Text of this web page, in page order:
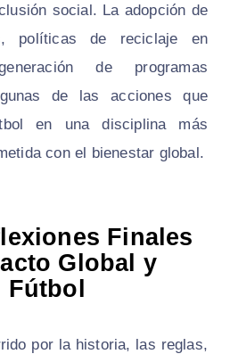
social. La adopción de
políticas de reciclaje en
de programas
de las acciones que
en una disciplina más
con el bienestar global.
Finales
Global y
por la historia, las reglas,